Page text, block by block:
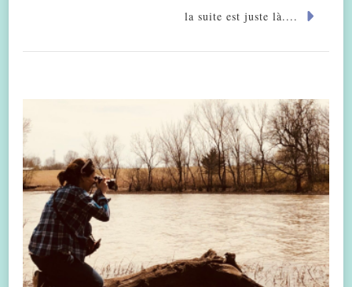
la suite est juste là....